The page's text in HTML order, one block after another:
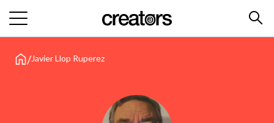
/Javier Llop Ruperez